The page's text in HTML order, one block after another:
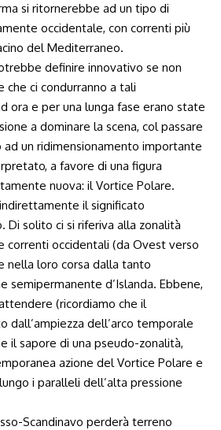
si ritornerebbe ad un tipo di
occidentale, con correnti più
del Mediterraneo.
definire innovativo se non
che ci condurranno a tali
ora e per una lunga fase erano state
a dominare la scena, col passare
ad un ridimensionamento importante
a favore di una figura
nuova: il Vortice Polare.
il significato
Di solito ci si riferiva alla zonalità
correnti occidentali (da Ovest verso
nella loro corsa dalla tanto
semipermanente d’Islanda. Ebbene,
(ricordiamo che il
dall’ampiezza dell’arco temporale
il sapore di una pseudo-zonalità,
azione del Vortice Polare e
i paralleli dell’alta pressione
Scandinavo perderà terreno